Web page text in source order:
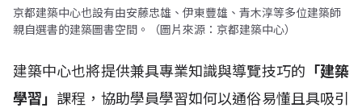
京都建築中心也設有由安藤忠雄、伊東豐雄、青木淳等多位建築師
親自選書的建築圖書空間。（圖片來源：京都建築中心）
建築中心也將提供兼具專業知識與導覽技巧的 「建築
學習」 課程，協助學員學習如何以通俗易懂且具吸引